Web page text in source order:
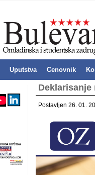
Uputstva Cenovnik
Deklarisanje
Postavljen 26. 01.